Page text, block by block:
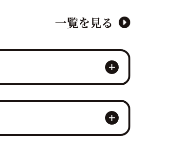
一覧を見る
していただける万全のサ
いただきます。